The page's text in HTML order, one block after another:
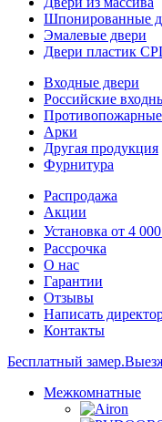
Шпонированные
Эмалевые двери
Двери пластик
Входные двери
Российские
Арки
Другая продукция
Фурнитура
Распродажа
Акции
Установка от 4
Рассрочка
О нас
Гарантии
Отзывы
Написать
Контакты
Бесплатный замер.
Межкомнатные